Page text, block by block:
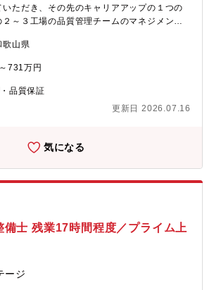
熱事業への興味がある・海外勤務に興味が
がある・協調性があり、他メンバーとの協
営に携わることができます。【同社につい
、飲ませたいものだけを」をスローガン
に寄り添う事業を推進～同社は1951年創業の
ベートブランドを担当しており、独自のビジ
ェアを誇ります。業績も好調で22年12月には
場へ上場、23年6月には東証プライム市場に区
、過去に執着しない自由な社内風土がありま
す。【働き方/福利厚生】■中途採用者が9割以
年4月には13,000円/月、2024年4月には
4月には15,000円/月、2026年4月には
交替番手当や次世代育成手当など各種手当
DC）の開始など、働く社員への還元も随時
もより良い労働環境や成長環境の整備をグ
ただき、その先のキャリアアップの１つの
～３工場の品質管理チームのマネジメント
和歌山の湯浅工場になる予定です。チームマ
場合は自らも検査や工程管理を行いながら製
、プレイングマネージャーとして手腕をふる
られます。工場の本社や協力会社との渉外、
30分弱となっております。Oビバレッジでは
に向けて動いております。既存工場の運営及
げと、経験を活かし本社・工場と協力し、キ
ます。【具体的には】■使用水の官能検査、
ストの実施■お客様からのお申し出（不具
、および対策立案■工場内の品質改善及び、
定、整備■工程巡視に伴う記録、および記録
FSSC22000等）の監査対応、立ち上げ■メン
ビルディング、シフト管理■安全衛生管理、Ｑ
フト管理【部署の特長】安全安心な製品を
ります。事業成長に伴い、生産数量が年々増
歌山県
731万円
品質保証
更新日 2026.07.16
気になる
備士 残業17時間程度／プライム上
ージ